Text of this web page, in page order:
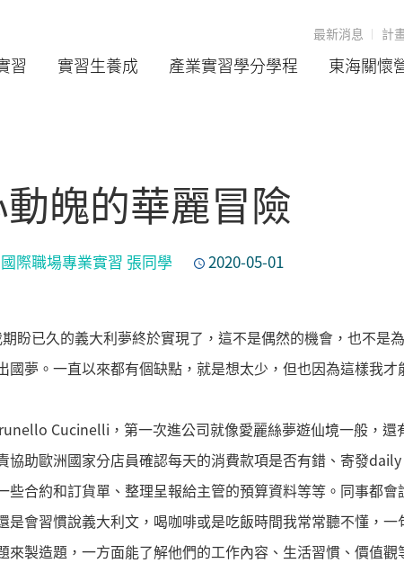
習 實習生養成 產業實習學分學程 東海關懷
最新消息 計
魄的華麗冒險
際職場專業實習 張同學 2020-05-01
盼已久的義大利夢終於實現了，這不是偶然的機會，也不是
夢。一直以來都有個缺點，就是想太少，但也因為這樣我才
Cucinelli，第一次進公司就像愛麗絲夢遊仙境一般，還
協助歐洲國家分店員確認每天的消費款項是否有錯、寄發
合約和訂貨單、整理呈報給主管的預算資料等等。同事都會
會習慣說義大利文，喝咖啡或是吃飯時間我常常聽不懂，一
製造題，一方面能了解他們的工作內容、生活習慣、價值觀